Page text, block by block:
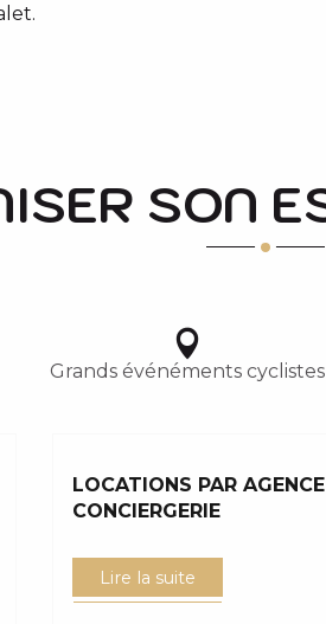
SON
Grands événéments cyclistes
LOCATIONS PAR AGENCE
CONCIERGERIE
Lire la suite